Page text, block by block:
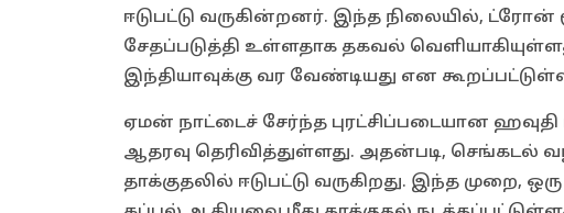
ஈடுபட்டு வருகின்றனர். இந்த நிலையில்,
சேதப்படுத்தி உள்ளதாக தகவல்
இந்தியாவுக்கு வர வேண்டியது என
ஏமன் நாட்டைச் சேர்ந்த புரட்சிப்படையான
ஆதரவு தெரிவித்துள்ளது. அதன்படி, செங்கடல்
தாக்குதலில் ஈடுபட்டு வருகிறது. இந்த முறை,